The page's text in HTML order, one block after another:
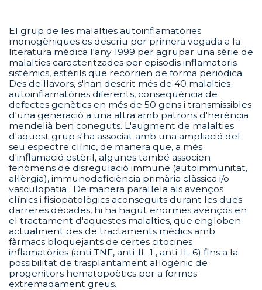
El grup de les malalties autoinflamatòries
monogèniques es descriu per primera vegada a la
literatura mèdica l'any 1999 per agrupar una sèrie de
malalties caracteritzades per episodis inflamatoris
sistèmics, estèrils que recorrien de forma periòdica.
Des de llavors, s'han descrit més de 40 malalties
autoinflamatòries diferents, conseqüència de
defectes genètics en més de 50 gens i transmissibles
d'una generació a una altra amb patrons d'herència
mendelià ben coneguts. L'augment de malalties
d'aquest grup s'ha associat amb una ampliació del
seu espectre clínic, de manera que, a més
d'inflamació estèril, algunes també associen
fenòmens de disregulació immune (autoimmunitat,
al·lèrgia), immunodeficiència primària clàssica i/o
vasculopatia . De manera paral·lela als avenços
clínics i fisiopatològics aconseguits durant les dues
darreres dècades, hi ha hagut enormes avenços en
el tractament d'aquestes malalties, que engloben
actualment des de tractaments mèdics amb
fàrmacs bloquejants de certes citocines
inflamatòries (anti-TNF, anti-IL-1 , anti-IL-6) fins a la
possibilitat de trasplantament al·logènic de
progenitors hematopoètics per a formes
extremadament greus.